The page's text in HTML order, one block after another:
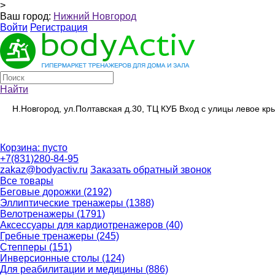
>
Ваш город: Нижний Новгород
Войти Регистрация
Найти
Н.Новгород, ул.Полтавская д.30, ТЦ КУБ Вход с улицы левое
Корзина: пусто
+7(831)280-84-95
zakaz@bodyactiv.ru Заказать обратный звонок
Все товары
Беговые дорожки (2192)
Эллиптические тренажеры (1388)
Велотренажеры (1791)
Аксессуары для кардиотренажеров (40)
Гребные тренажеры (245)
Степперы (151)
Инверсионные столы (124)
Для реабилитации и медицины (886)